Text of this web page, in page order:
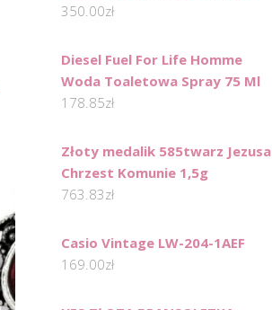
350.00zł
Diesel Fuel For Life Homme
Woda Toaletowa Spray 75 Ml
178.85zł
Złoty medalik 585twarz Jezusa
Chrzest Komunie 1,5g
763.83zł
Casio Vintage LW-204-1AEF
169.00zł